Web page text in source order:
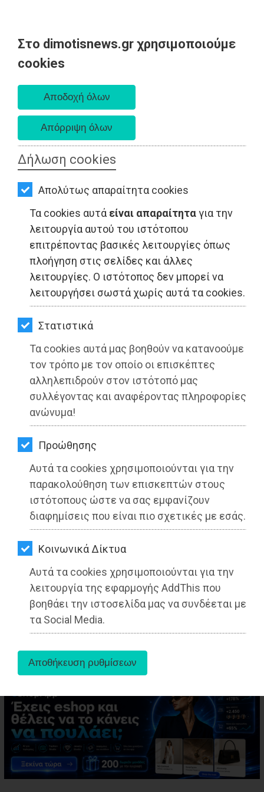
Στο dimotisnews.gr χρησιμοποιούμε
cookies
Δήλωση cookies
Απολύτως απαραίτητα cookies
Τα cookies αυτά είναι απαραίτηταγια την
λειτουργία αυτού του ιστότοπου
επιτρέποντας βασικές λειτουργίες όπως
πλοήγηση στις σελίδες και άλλες
λειτουργίες. Ο ιστότοπος δεν μπορεί να
λειτουργήσει σωστά χωρίς αυτά τα cookies.
Στατιστικά
Τα cookies αυτά μας βοηθούν να κατανοούμε
τον τρόπο με τον οποίο οι επισκέπτες
αλληλεπιδρούν στον ιστότοπό μας
συλλέγοντας και αναφέροντας πληροφορίες
ανώνυμα!
Προώθησης
Αυτά τα cookies χρησιμοποιούνται για την
παρακολούθηση των επισκεπτών στους
ιστότοπους ώστε να σας εμφανίζουν
διαφημίσεις που είναι πιο σχετικές με εσάς.
Kοινωνικά Δίκτυα
Αυτά τα cookies χρησιμοποιούνται για την
λειτουργία της εφαρμογής AddThis που
βοηθάει την ιστοσελίδα μας να συνδέεται με
τα Social Media.
AΡΧΙΚΗ
ΕΙΔΗΣΕΙΣ
ΠΟΛΙΤΙΚΗ
ΤΟΠΙΚΗ
ΑΥΤΟΔΙΟΙΚΗΣΗ
ΟΙΚΟΝΟΜΙΑ
ΑΘΛΗΤΙΣΜΟΣ
ΠΟΛΙΤΙΣΜΟΣ
ΣΠΙΤΙ-
ΚΗΠΟΣ
ΥΓΕΙΑ
LIFESTYLE
ΤΑΞΙΔΙΑ
ΕΞΟΔΟΣ
ΠΕΡΙΒΑΛΛΟΝ
ΚΑΤΟΙΚΙΔΙΟ
ΑΓΓΕΛΙΕΣ
ΕΦΗΜΕΡΙΔΕΣ
OΔΗΓΟΣ
ΑΓΟΡΑΣ
ΨΙΘΥΡΟΙ
ΑΠΟΣΤΟΛΗ
ΑΡΘΡΩΝ
Συνάντηση του Περιφερειάρχη
Γιώργου Πατούλη με τους Προέδρους
των Επαγγελματικών Επιμελητηρίων
Αθηνών και Πειραιά
Διαβάστηκε 2609 φορές
17-06-2021
Από τo Dimotisnews
Αττική,ΤΟΠΙΚΗ ΑΥΤΟΔΙΟΙΚΗΣΗ,